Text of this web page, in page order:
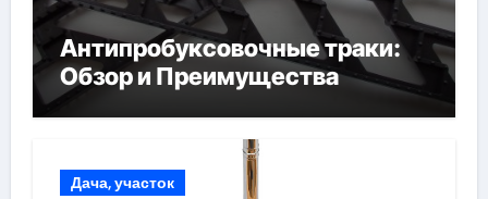
Антипробуксовочные траки:
Обзор и Преимущества
Дача, участок